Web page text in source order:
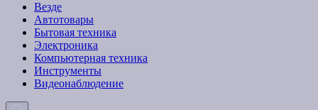
Везде
Автотовары
Бытовая техника
Электроника
Компьютерная техника
Инструменты
Видеонаблюдение